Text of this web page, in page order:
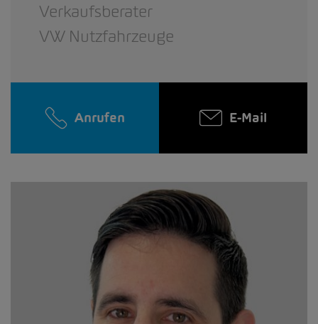
Verkaufsberater
VW Nutzfahrzeuge
Anrufen E-Mail